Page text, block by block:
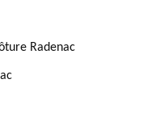
Radenac